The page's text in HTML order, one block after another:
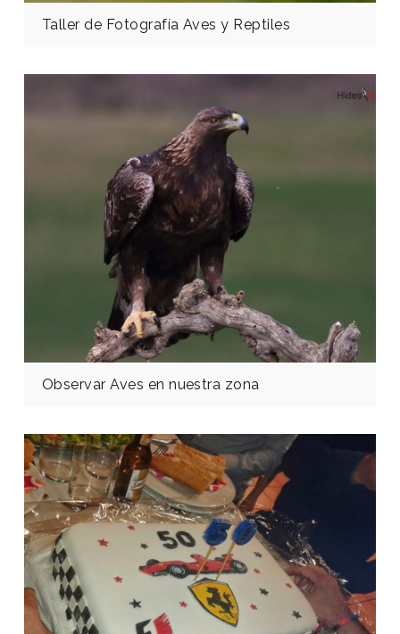
Taller de Fotografía Aves y Reptiles
Observar Aves en nuestra zona